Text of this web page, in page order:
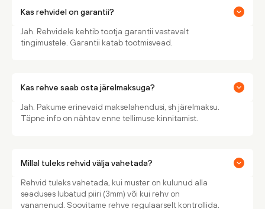
Kas rehvidel on garantii?
Jah. Rehvidele kehtib tootja garantii vastavalt
tingimustele. Garantii katab tootmisvead.
Kas rehve saab osta järelmaksuga?
Jah. Pakume erinevaid makselahendusi, sh järelmaksu.
Täpne info on nähtav enne tellimuse kinnitamist.
Millal tuleks rehvid välja vahetada?
Rehvid tuleks vahetada, kui muster on kulunud alla
seaduses lubatud piiri (3mm) või kui rehv on
vananenud. Soovitame rehve regulaarselt kontrollida.